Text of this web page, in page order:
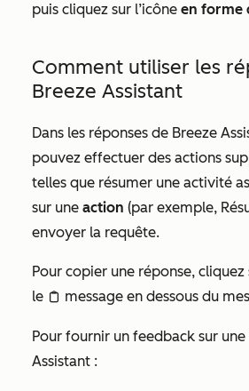
puis cliquez sur l’icône en forme
Comment utiliser les
Breeze Assistant
Dans les réponses de Breeze
pouvez effectuer des actions
telles que résumer une activité
sur une action (par exemple,
envoyer la requête.
Pour copier une réponse, cliquez
le clipboardIcon message en dessous du
Pour fournir un feedback sur
Assistant :